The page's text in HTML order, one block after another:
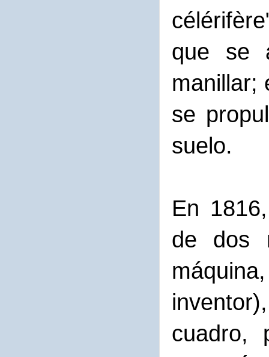
que se
manillar;
se
suelo.
En
de dos
cuadro,